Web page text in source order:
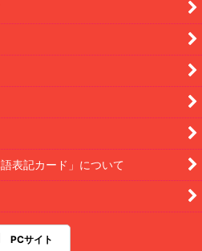
表記カード」について
PCサイト